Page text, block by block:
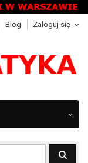
Zaloguj się
Blog